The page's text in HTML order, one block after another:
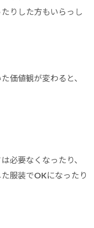
りした方もいらっし
価値観が変わると、
必要なくなったり、
服装でOKになったり